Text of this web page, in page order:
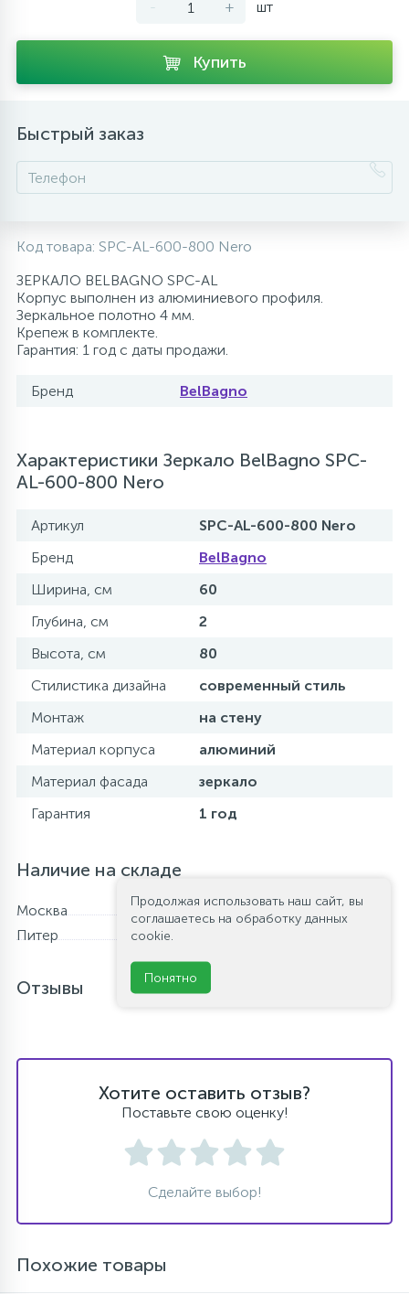
Душевые системы
- + шт
Купить
Быстрый заказ
Код товара: SPC-AL-600-800 Nero
ЗЕРКАЛО BELBAGNO SPC-AL
Корпус выполнен из алюминиевого профиля.
Зеркальное полотно 4 мм.
Крепеж в комплекте.
Гарантия: 1 год с даты продажи.
Бренд BelBagno
Характеристики Зеркало BelBagno SPC-
AL-600-800 Nero
Артикул
SPC-AL-600-800 Nero
Бренд
BelBagno
Ширина, см
60
Глубина, см
2
Высота, см
80
Стилистика дизайна
современный стиль
Монтаж
на стену
Материал корпуса
алюминий
Материал фасада
зеркало
Гарантия
1 год
Наличие на складе
Москва
В наличии
Питер
Отзывы
Хотите оставить отзыв?
Поставьте свою оценку!
Сделайте выбор!
Похожие товары
Продолжая использовать наш сайт, вы
соглашаетесь на обработку данных
cookie.
Понятно